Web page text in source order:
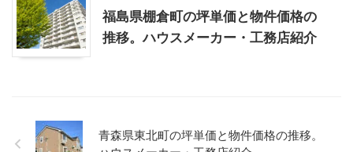
福島県棚倉町の坪単価と物件価格の
推移。ハウスメーカー・工務店紹介
青森県東北町の坪単価と物件価格の推移。